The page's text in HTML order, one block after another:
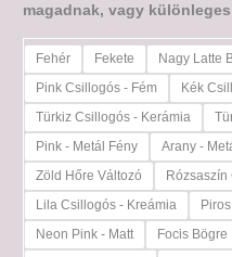
magadnak, vagy
Fehér Fekete Nagy Latte
Pink Csillogós - Fém
Kék
Türkiz Csillogós - Kerámia
Pink - Metál Fény
Arany -
Zöld Hőre Változó
Lila Csillogós - Kreámia
Neon Pink - Matt
Focis Bögre